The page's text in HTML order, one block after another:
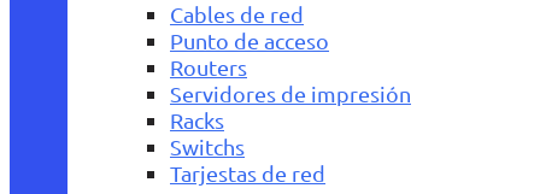
Cables de red
Punto de acceso
Routers
Servidores de impresión
Racks
Switchs
Tarjestas de red